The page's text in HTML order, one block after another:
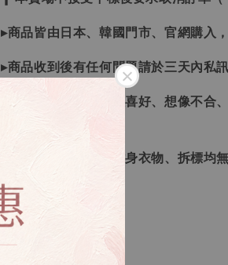
▸商品皆由日本、韓國門市、官網購入
▸商品收到後有任何問題請於三天內私
▸若因商品色差、個人喜好、想像不合
▸下水過後的商品、貼身衣物、拆標均